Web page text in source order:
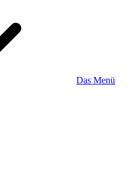
Das Menü